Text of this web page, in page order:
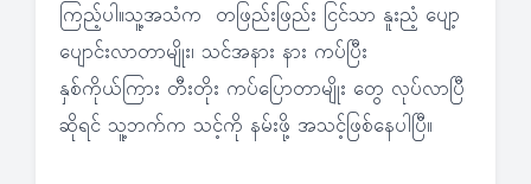
ကြည့်ပါ။သူ့အသံက တဖြည်းဖြည်း ငြင်သာ နူးညံ့ ပျော့
ပျောင်းလာတာမျိုး၊ သင်အနား နား ကပ်ပြီး
နှစ်ကိုယ်ကြား တီးတိုး ကပ်ပြောတာမျိုး တွေ လုပ်လာပြီ
ဆိုရင် သူ့ဘက်က သင့်ကို နမ်းဖို့ အသင့်ဖြစ်နေပါပြီ။